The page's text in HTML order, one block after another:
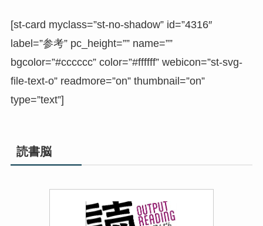
[st-card myclass=”st-no-shadow” id=”4316″
label=”参考” pc_height=”” name=””
bgcolor=”#cccccc” color=”#ffffff” webicon=”st-svg-
file-text-o” readmore=”on” thumbnail=”on”
type=”text”]
読書脳